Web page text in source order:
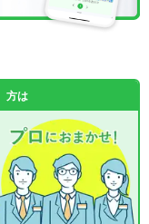
方は